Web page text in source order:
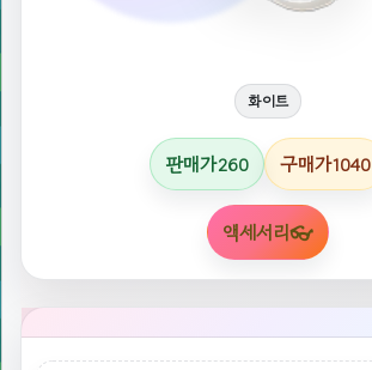
화이트
판매가260 구매가1040
액세서리👓